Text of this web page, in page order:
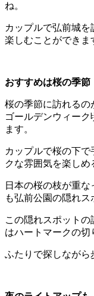
ね。
カップルで弘前城
楽しむことができま
おすすめは桜の季節
桜の季節に訪れるの
ゴールデンウィーク
ます。
カップルで桜の下
クな雰囲気を楽しめ
日本の桜の枝が重
も弘前公園の隠れス
この隠れスポット
はハートマークの切
ふたりで探しながら